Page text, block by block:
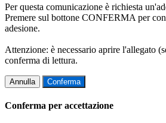
Per questa comunicazione è richiesta
Premere sul bottone CONFERMA per
adesione.
Attenzione: è necessario aprire l'allegato
conferma di lettura.
Annulla Conferma
Conferma per accettazione